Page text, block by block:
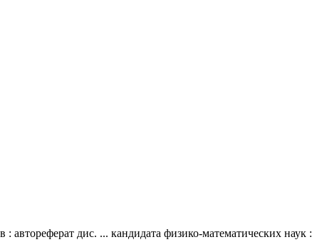
автореферат дис. ... кандидата физико-математических наук